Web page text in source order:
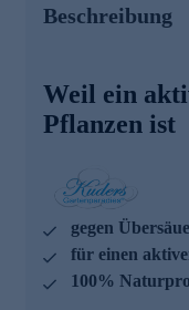
Naturprodukt aus
Stoffen plus
Ihre Pflanzen
danken - schnell
Beschreibung
Weil ein
Pflanzen ist
gegen
für einen
100%